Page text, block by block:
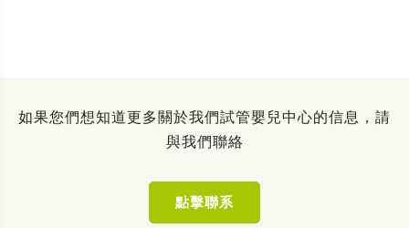
如果您們想知道更多關於我們試管嬰兒中心的信息，請
與我們聯絡
點擊聯系